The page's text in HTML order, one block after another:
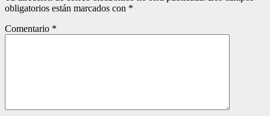
obligatorios están marcados con *
Comentario *